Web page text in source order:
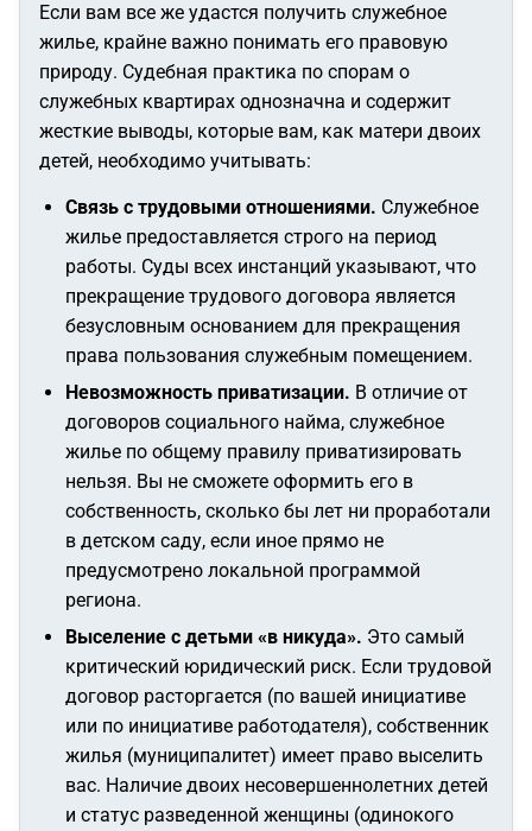
Если вам все же удастся получить служебное
жилье, крайне важно понимать его правовую
природу. Судебная практика по спорам о
служебных квартирах однозначна и содержит
жесткие выводы, которые вам, как матери двоих
детей, необходимо учитывать:
Связь с трудовыми отношениями. Служебное
жилье предоставляется строго на период
работы. Суды всех инстанций указывают, что
прекращение трудового договора является
безусловным основанием для прекращения
права пользования служебным помещением.
Невозможность приватизации. В отличие от
договоров социального найма, служебное
жилье по общему правилу приватизировать
нельзя. Вы не сможете оформить его в
собственность, сколько бы лет ни проработали
в детском саду, если иное прямо не
предусмотрено локальной программой
региона.
Выселение с детьми «в никуда». Это самый
критический юридический риск. Если трудовой
договор расторгается (по вашей инициативе
или по инициативе работодателя), собственник
жилья (муниципалитет) имеет право выселить
вас. Наличие двоих несовершеннолетних детей
и статус разведенной женщины (одинокого